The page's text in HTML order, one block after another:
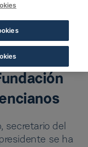
Casa
secretario del
se ha